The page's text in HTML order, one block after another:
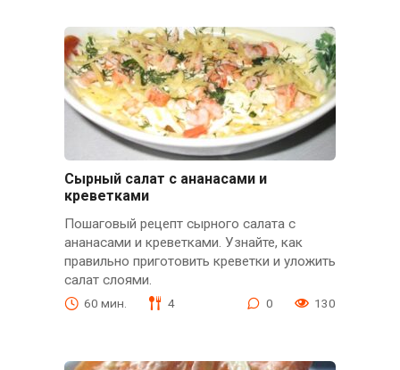
Сырный салат с ананасами и
креветками
Пошаговый рецепт сырного салата с
ананасами и креветками. Узнайте, как
правильно приготовить креветки и уложить
салат слоями.
60 мин. 4 0 130